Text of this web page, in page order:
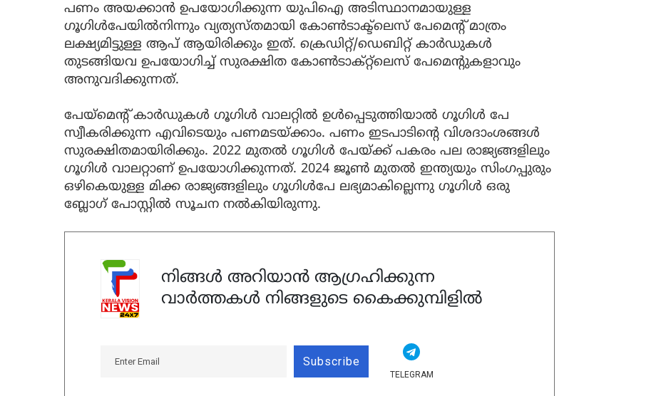
പണം അയക്കാന്‍ ഉപയോഗിക്കുന്ന യുപിഐ അടിസ്ഥാനമായുള്ള
ഗൂഗിള്‍പേയില്‍നിന്നും വ്യത്യസ്തമായി കോണ്‍ടാക്ട്‌ലെസ് പേമെന്റ് മാത്രം
ലക്ഷ്യമിട്ടുള്ള ആപ് ആയിരിക്കും ഇത്. ക്രെഡിറ്റ്/ഡെബിറ്റ് കാര്‍ഡുകള്‍
തുടങ്ങിയവ ഉപയോഗിച്ച് സുരക്ഷിത കോണ്‍ടാക്റ്റ്‌ലെസ് പേമെന്റുകളാവും
അനുവദിക്കുന്നത്.
പേയ്മെന്റ് കാര്‍ഡുകള്‍ ഗൂഗിള്‍ വാലറ്റില്‍ ഉള്‍പ്പെടുത്തിയാല്‍ ഗൂഗിള്‍ പേ
സ്വീകരിക്കുന്ന എവിടെയും പണമടയ്ക്കാം. പണം ഇടപാടിന്റെ വിശദാംശങ്ങള്‍
സുരക്ഷിതമായിരിക്കും. 2022 മുതല്‍ ഗൂഗിള്‍ പേയ്ക്ക് പകരം പല രാജ്യങ്ങളിലും
ഗൂഗിള്‍ വാലറ്റാണ് ഉപയോഗിക്കുന്നത്. 2024 ജൂണ്‍ മുതല്‍ ഇന്ത്യയും സിംഗപ്പുരും
ഒഴികെയുള്ള മിക്ക രാജ്യങ്ങളിലും ഗൂഗിള്‍പേ ലഭ്യമാകില്ലെന്നു ഗൂഗിള്‍ ഒരു
ബ്ലോഗ് പോസ്റ്റില്‍ സൂചന നല്‍കിയിരുന്നു.
നിങ്ങൾ അറിയാൻ ആഗ്രഹിക്കുന്ന
വാർത്തകൾ നിങ്ങളുടെ കൈക്കുമ്പിളിൽ
Subscribe
TELEGRAM